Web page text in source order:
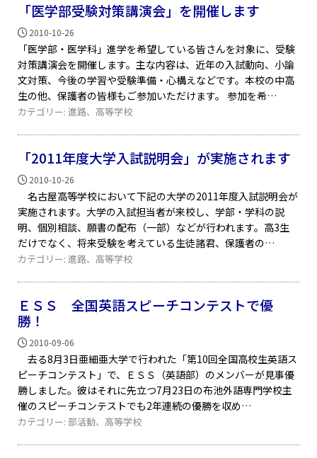
「医学部受験対策講演会」を開催します
2010-10-26
「医学部・医学科」進学を希望している皆さんを対象に、受験
対策講演会を開催します。主な内容は、近年の入試動向、小論
文対策、今後の学習や受験準備・心構えなどです。本校の中高
生の他、保護者の皆様もご参加いただけます。 参加を希
カテゴリー:進路、 高等学校
「2011年度大学入試説明会」が実施されます
2010-10-26
名古屋高等学校において下記の大学の2011年度入試説明会が
実施されます。大学の入試担当者が来校し、学部・学科の説
明、個別相談、願書の配布（一部）などが行われます。高3生
だけでなく、将来受験を考えている生徒諸君、保護者の
カテゴリー:進路、 高等学校
ＥＳＳ 全国英語スピーチコンテストで優
勝！
2010-09-06
去る8月3日亜細亜大学で行われた「第10回全国高校生英語ス
ピーチコンテスト」で、ＥＳＳ（英語部）のメンバーが見事優
勝しました。彼はそれに先立つ7月23日の布池外語専門学校主
催のスピーチコンテストでも2年連続の優勝を収め
カテゴリー:部活動、 高等学校